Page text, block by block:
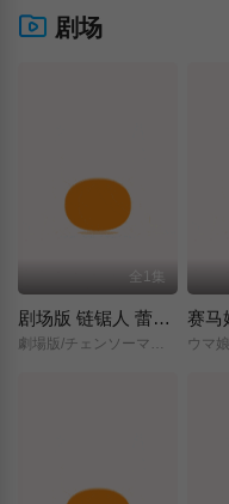
剧场
全1集
剧场版 链锯人 蕾塞篇(正式版)